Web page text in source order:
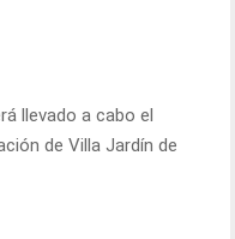
llevado a cabo el
de Villa Jardín de